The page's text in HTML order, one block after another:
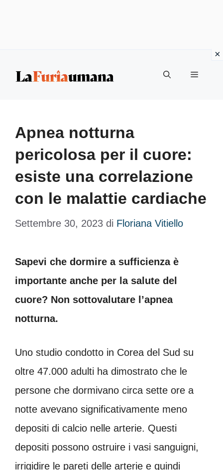
Menu
Apnea notturna
pericolosa per il cuore:
esiste una correlazione
con le malattie cardiache
Settembre 30, 2023 di Floriana Vitiello
Sapevi che dormire a sufficienza è
importante anche per la salute del
cuore? Non sottovalutare l’apnea
notturna.
Uno studio condotto in Corea del Sud su
oltre 47.000 adulti ha dimostrato che le
persone che dormivano circa sette ore a
notte avevano significativamente meno
depositi di calcio nelle arterie. Questi
depositi possono ostruire i vasi sanguigni,
irrigidire le pareti delle arterie e quindi